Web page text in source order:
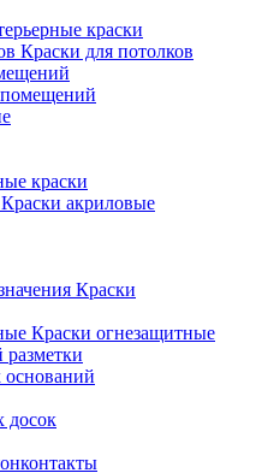
краски
Краски для потолков
краски
Краски акриловые
Краски
Краски огнезащитные
оснований
досок